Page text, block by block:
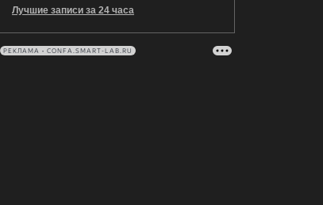
Лучшие записи за 24 часа
РЕКЛАМА • CONFA.SMART-LAB.RU